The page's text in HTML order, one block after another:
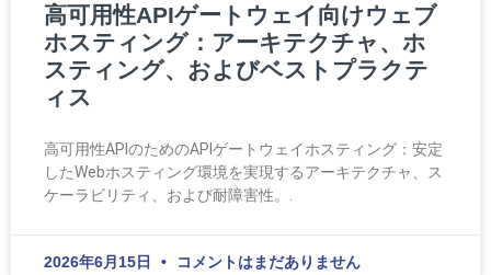
高可用性APIゲートウェイ向けウェブ
ホスティング：アーキテクチャ、ホ
スティング、およびベストプラクテ
ィス
高可用性APIのためのAPIゲートウェイホスティング：安定
したWebホスティング環境を実現するアーキテクチャ、ス
ケーラビリティ、および耐障害性。.
2026年6月15日 コメントはまだありません